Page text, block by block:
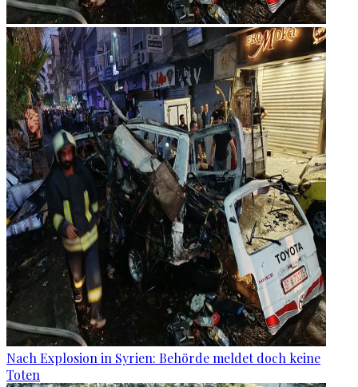
Nach Explosion in Syrien: Behörde meldet doch keine
Toten